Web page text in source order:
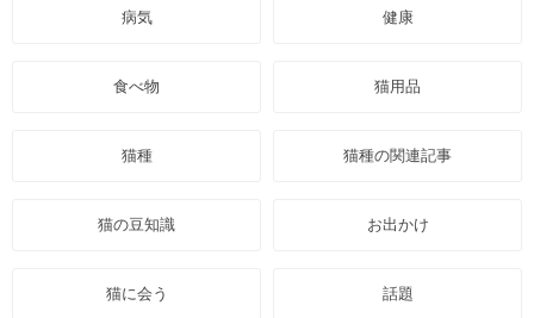
病気 健康
食べ物 猫用品
猫種 猫種の関連記事
猫の豆知識 お出かけ
猫に会う 話題